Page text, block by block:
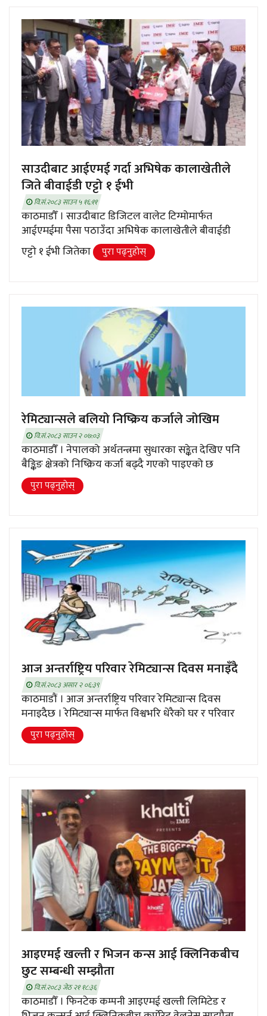
साउदीबाट आईएमई गर्दा अभिषेक कालाखेतीले
जिते बीवाईडी एट्टो १ ईभी
वि.सं.२०८३ साउन ५ १६:११
काठमाडौँ । साउदीबाट डिजिटल वालेट टिग्मोमार्फत
आईएमईमा पैसा पठाउँदा अभिषेक कालाखेतीले बीवाईडी
एट्टो १ ईभी जितेका
पुरा पढ्नुहाेस्
रेमिट्यान्सले बलियो निष्क्रिय कर्जाले जोखिम
वि.सं.२०८३ साउन २ ०७:०३
काठमाडौँ । नेपालको अर्थतन्त्रमा सुधारका सङ्केत देखिए पनि
बैङ्किङ क्षेत्रको निष्क्रिय कर्जा बढ्दै गएको पाइएको छ
पुरा पढ्नुहाेस्
आज अन्तर्राष्ट्रिय परिवार रेमिट्यान्स दिवस मनाइँदै
वि.सं.२०८३ असार २ ०६:३९
काठमाडौं । आज अन्तर्राष्ट्रिय परिवार रेमिट्यान्स दिवस
मनाइदैछ । रेमिट्यान्स मार्फत विश्वभरि धेरैको घर र परिवार
पुरा पढ्नुहाेस्
आइएमई खल्ती र भिजन कन्स आई क्लिनिकबीच
छुट सम्बन्धी सम्झौता
वि.सं.२०८३ जेठ २१ १८:३६
काठमाडौँ । फिनटेक कम्पनी आइएमई खल्ती लिमिटेड र